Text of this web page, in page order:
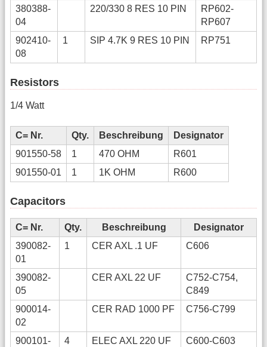
380388-
04
220/330 8 RES 10 PIN
RP602-
RP607
902410-
08
1 SIP 4.7K 9 RES 10 PIN RP751
Resistors
1/4 Watt
C= Nr. Qty. Beschreibung
Designator
901550-58
1 470 OHM
R601
901550-01
1 1K OHM R600
Capacitors
C= Nr. Qty. Beschreibung
Designator
390082-
01
1 CER AXL .1 UF C606
390082-
05
CER AXL 22 UF
C752-C754,
C849
900014-
02
CER RAD 1000 PF C756-C799
900101-
4
ELEC AXL 220 UF
C600-C603